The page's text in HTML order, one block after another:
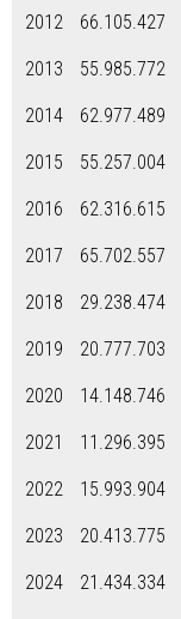
2012
66.105.427
2013
55.985.772
2014
62.977.489
2015
55.257.004
2016
62.316.615
2017
65.702.557
2018
29.238.474
2019
20.777.703
2020
14.148.746
2021
11.296.395
2022
15.993.904
2023
20.413.775
2024
21.434.334